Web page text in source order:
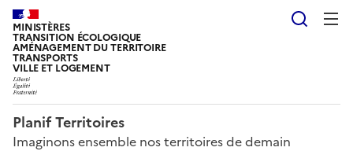
MINISTÈRES
TRANSITION ÉCOLOGIQUE
AMÉNAGEMENT DU TERRITOIRE
TRANSPORTS
VILLE ET LOGEMENT
Planif Territoires
Imaginons ensemble nos territoires de demain